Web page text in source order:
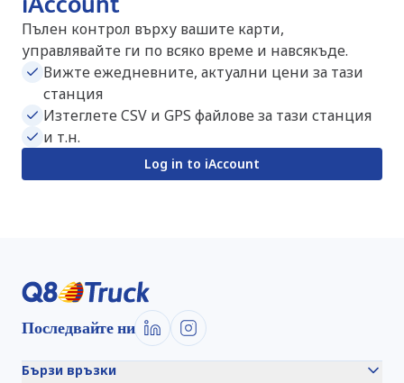
Пълен контрол върху вашите карти,
управлявайте ги по всяко време и навсякъде.
Вижте ежедневните, актуални цени за тази
станция
Изтеглете CSV и GPS файлове за тази станция
и т.н.
Log in to iAccount
Последвайте ни
Бързи връзки